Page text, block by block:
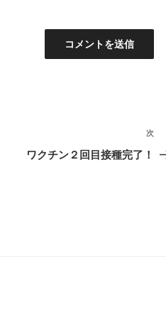
次
の
次
ワクチン２回目接種完了！